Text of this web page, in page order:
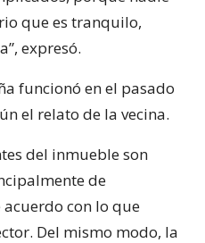
que es tranquilo,
expresó.
funcionó en el pasado
el relato de la vecina.
del inmueble son
de
con lo que
Del mismo modo, la